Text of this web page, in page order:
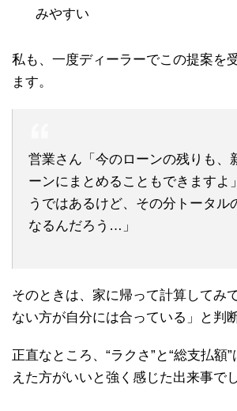
みやすい
私も、一度ディーラーでこの提案を
ます。
営業さん「今のローンの残りも、
ーンにまとめることもできますよ
うではあるけど、その分トータル
なるんだろう…」
そのときは、家に帰って計算してみ
ない方が自分には合っている」と判
正直なところ、“ラクさ”と“総支払額
えた方がいいと強く感じた出来事でし